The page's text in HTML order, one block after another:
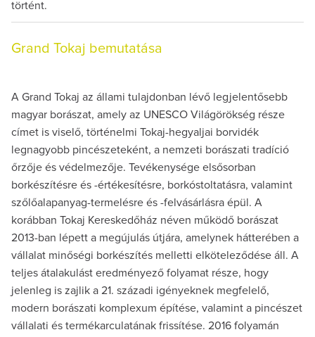
történt.
Grand Tokaj bemutatása
A Grand Tokaj az állami tulajdonban lévő legjelentősebb
magyar borászat, amely az UNESCO Világörökség része
címet is viselő, történelmi Tokaj-hegyaljai borvidék
legnagyobb pincészeteként, a nemzeti borászati tradíció
őrzője és védelmezője. Tevékenysége elsősorban
borkészítésre és -értékesítésre, borkóstoltatásra, valamint
szőlőalapanyag-termelésre és -felvásárlásra épül. A
korábban Tokaj Kereskedőház néven működő borászat
2013-ban lépett a megújulás útjára, amelynek hátterében a
vállalat minőségi borkészítés melletti elköteleződése áll. A
teljes átalakulást eredményező folyamat része, hogy
jelenleg is zajlik a 21. századi igényeknek megfelelő,
modern borászati komplexum építése, valamint a pincészet
vállalati és termékarculatának frissítése. 2016 folyamán